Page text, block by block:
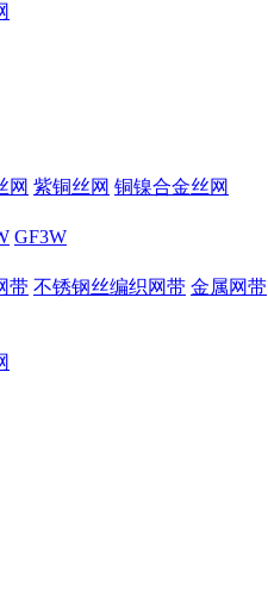
网 紫铜丝网 铜镍合金丝网
GF3W
带 不锈钢丝编织网带 金属网带